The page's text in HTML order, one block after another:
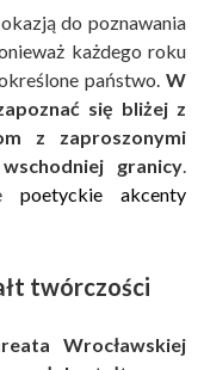
do poznawania
każdego roku
państwo. W
się bliżej z
z zaproszonymi
granicy.
poetyckie akcenty
twórczości
Wrocławskiej